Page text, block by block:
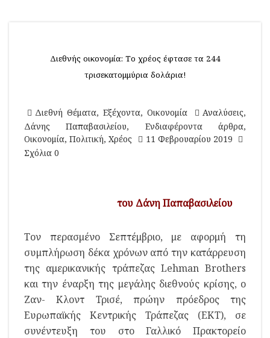
Διεθνής οικονομία: Το χρέος έφτασε τα 244
τρισεκατομμύρια δολάρια!
Διεθνή Θέματα, Εξέχοντα, Οικονομία Αναλύσεις,
Δάνης Παπαβασιλείου, Ενδιαφέροντα άρθρα,
Οικονομία,Πολιτική,Χρέος
11 Φεβρουαρίου 2019
Σχόλια 0
του Δάνη Παπαβασιλείου
Τον περασμένο Σεπτέμβριο, με αφορμή τη
συμπλήρωση δέκα χρόνων από την κατάρρευση
της αμερικανικής τράπεζας Lehman Brothers
και την έναρξη της μεγάλης διεθνούς κρίσης, ο
Ζαν- Κλοντ Τρισέ, πρώην πρόεδρος της
Ευρωπαϊκής Κεντρικής Τράπεζας (ΕΚΤ), σε
συνέντευξη του στο Γαλλικό Πρακτορείο